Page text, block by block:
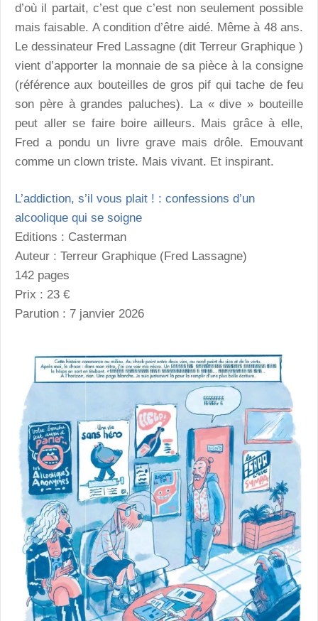
d’où il partait, c’est que c’est non seulement possible
mais faisable. A condition d’être aidé. Même à 48 ans.
Le dessinateur Fred Lassagne (dit Terreur Graphique )
vient d’apporter la monnaie de sa pièce à la consigne
(référence aux bouteilles de gros pif qui tache de feu
son père à grandes paluches). La « dive » bouteille
peut aller se faire boire ailleurs. Mais grâce à elle,
Fred a pondu un livre grave mais drôle. Emouvant
comme un clown triste. Mais vivant. Et inspirant.
L’addiction, s’il vous plait ! : confessions d’un
alcoolique qui se soigne
Editions : Casterman
Auteur : Terreur Graphique (Fred Lassagne)
142 pages
Prix : 23 €
Parution : 7 janvier 2026